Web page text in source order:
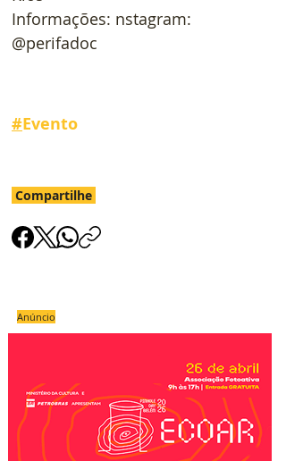
Informações: nstagram:
@perifadoc
#Evento
Compartilhe
Anúncio